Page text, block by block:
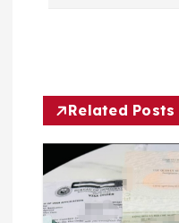
Related Posts